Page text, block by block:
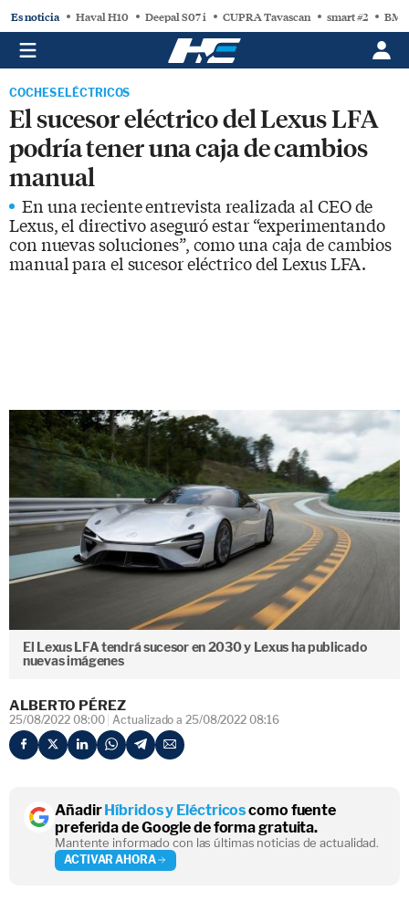
Es noticia Haval H10 Deepal S07 i CUPRA Tavascan smart #2
COCHES ELÉCTRICOS
El sucesor eléctrico del Lexus LFA
podría tener una caja de cambios
manual
En una reciente entrevista realizada al CEO de
Lexus, el directivo aseguró estar “experimentando
con nuevas soluciones”, como una caja de cambios
manual para el sucesor eléctrico del Lexus LFA.
El Lexus LFA tendrá sucesor en 2030 y Lexus ha publicado
nuevas imágenes
ALBERTO PÉREZ
25/08/2022 08:00 Actualizado a 25/08/2022 08:16
AñadirHíbridos y Eléctricoscomo fuente
preferida de Google de forma gratuita.
Mantente informado con las últimas noticias de actualidad.
ACTIVAR AHORA